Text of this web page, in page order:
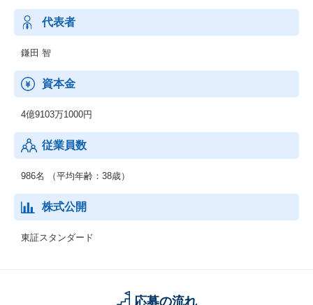
「短期間でサーバを立ち上げたい」「セキュリティ対策を強化し
たい」「ネットワークの運用をお願いしたい」
お客様のITインフラにまつわるあらゆるご希望に、柔軟に対応し
ています。まさにIT社会における企業の土台を支えるサービスを
■IT Value-Upサービス
解決に導き、お客様とともにITの価値を高めていきます。
■ビジネス・プロセス・アウトソーシング
永年にわたり培ってきたITを活用した事務処理ノウハウによりお
客様企業のビジネスプロセスを改善、改革しています。
トします。
代表者
鎌田 智
資本金
4億9103万1000円
従業員数
986名 （平均年齢：38歳）
株式公開
東証スタンダード
応募の流れ